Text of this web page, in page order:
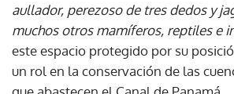
aullador, perezoso de tres dedos y
muchos otros mamíferos, reptiles e
este espacio protegido por su
un rol en la conservación de las